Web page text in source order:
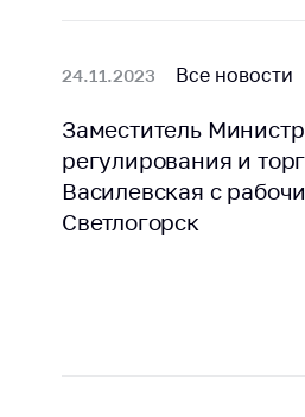
Применение
нетарифного
Биржевая
24.11.2023 Все новости
Заместитель
регулирования и
Василевская с
Светлогорск